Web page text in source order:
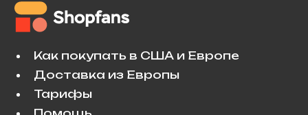
Как покупать в США и Европе
Доставка из Европы
Тарифы